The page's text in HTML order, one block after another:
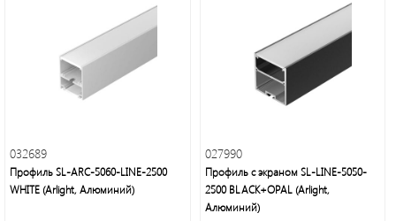
светильники
032689
Профиль SL-ARC-5060-LINE-2500
WHITE (Arlight, Алюминий)
027990
Профиль с экраном SL-LINE-5050-
2500 BLACK+OPAL (Arlight,
Алюминий)